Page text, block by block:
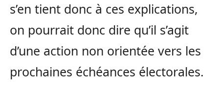
s’en tient donc à ces explications,
on pourrait donc dire qu’il s’agit
d’une action non orientée vers les
prochaines échéances électorales.